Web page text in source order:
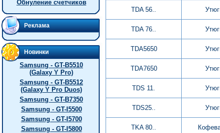
Обнуление счетчиков
Реклама
Новинки
Samsung - GT-B5510
(Galaxy Y Pro)
Samsung - GT-B5512
(Galaxy Y Pro Duos)
Samsung - GT-B7350
Samsung - GT-I5500
Samsung - GT-I5700
Samsung - GT-I5800
TDA 56..
TDA 76..
TDA5650
TDA7650
TDS 11.
TDS25..
TKA 80..